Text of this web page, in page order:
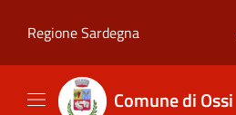
Regione Sardegna
Comune di Ossi